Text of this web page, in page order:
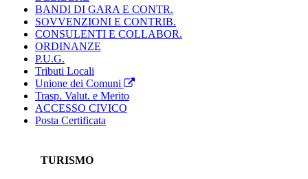
BANDI DI GARA E CONTR.
SOVVENZIONI E CONTRIB.
CONSULENTI E COLLABOR.
ORDINANZE
P.U.G.
Tributi Locali
Unione dei Comuni
Trasp. Valut. e Merito
ACCESSO CIVICO
Posta Certificata
TURISMO